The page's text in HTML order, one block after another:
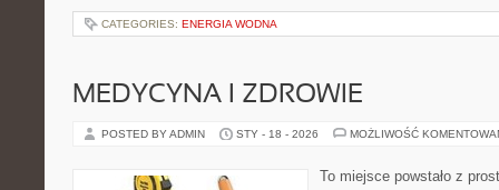
CATEGORIES: ENERGIA WODNA
MEDYCYNA I ZDROWIE
POSTED BY ADMIN STY - 18 - 2026 MOŻLIWOŚĆ
To miejsce powstało z